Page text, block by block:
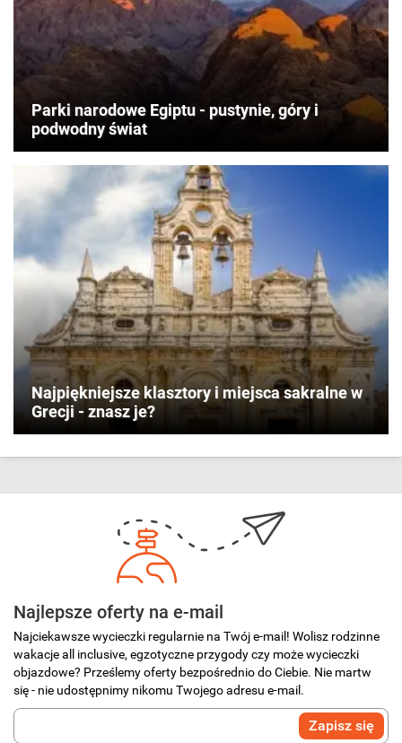
Parki narodowe Egiptu - pustynie, góry i
podwodny świat
Najpiękniejsze klasztory i miejsca sakralne w
Grecji - znasz je?
Najlepsze oferty na e-mail
Najciekawsze wycieczki regularnie na Twój e-mail! Wolisz rodzinne
wakacje all inclusive, egzotyczne przygody czy może wycieczki
objazdowe? Prześlemy oferty bezpośrednio do Ciebie. Nie martw
się - nie udostępnimy nikomu Twojego adresu e-mail.
Wprowadź
swój
Zapisz się